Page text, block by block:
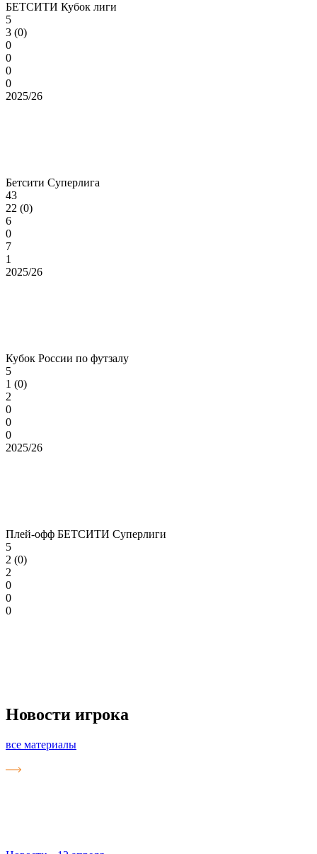
БЕТСИТИ Кубок лиги
5
3 (0)
0
0
0
0
2025/26
Бетсити Суперлига
43
22 (0)
6
0
7
1
2025/26
Кубок России по футзалу
5
1 (0)
2
0
0
0
2025/26
Плей-офф БЕТСИТИ Суперлиги
5
2 (0)
2
0
0
0
Новости игрока
все материалы